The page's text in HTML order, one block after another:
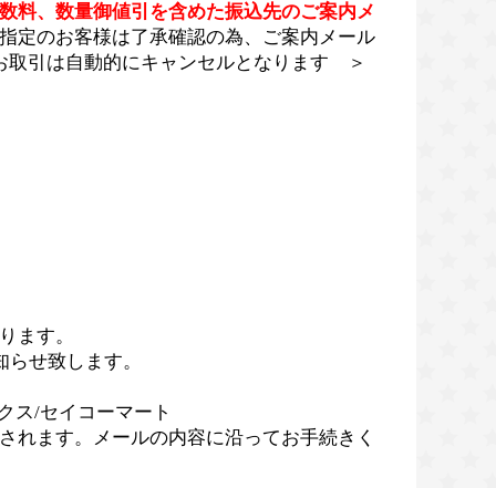
料、数量御値引を含めた振込先のご案内メ
のお客様は了承確認の為、ご案内メール
取引は自動的にキャンセルとなります ＞
ます。
せ致します。
ス/セイコーマート
ます。メールの内容に沿ってお手続きく